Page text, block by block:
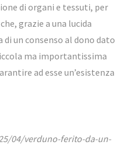
di organi e tessuti, per
grazie a una lucida
un consenso al dono dato
ma importantissima
ad esse un’esistenza
04/verduno-ferito-da-un-